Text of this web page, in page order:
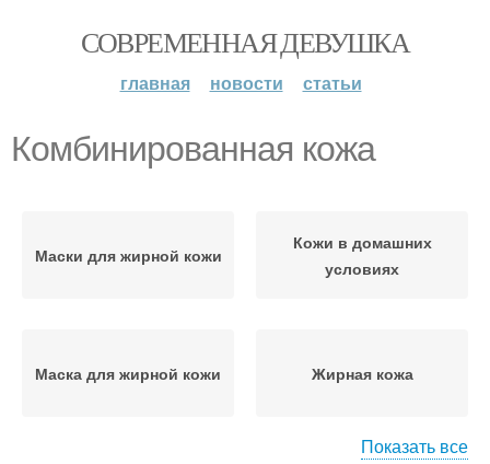
СОВРЕМЕННАЯ ДЕВУШКА
главная новости статьи
Комбинированная кожа
Маски для жирной кожи
Кожи в домашних
условиях
Маска для жирной кожи Жирная кожа
Показать все